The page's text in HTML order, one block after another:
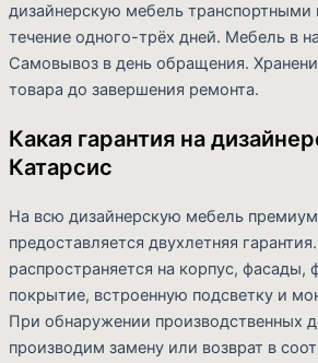
дизайнерскую мебель
течение одного-трёх дней. Мебель в
Самовывоз в день обращения.
товара до завершения ремонта.
Какая гарантия на
Катарсис
На всю дизайнерскую мебель премиум
предоставляется двухлетняя
распространяется на корпус, фасады,
покрытие, встроенную подсветку и
При обнаружении производственных
производим замену или возврат в